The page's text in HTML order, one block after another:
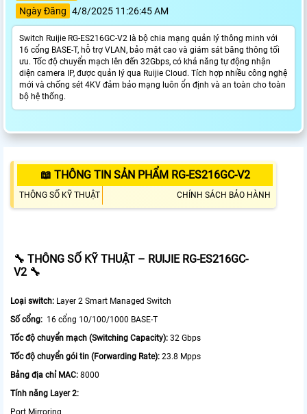
Ngày Đăng 4/8/2025 11:26:45 AM
Switch Ruijie RG-ES216GC-V2 là bộ chia mạng quản lý thông minh với
16 cổng BASE-T, hỗ trợ VLAN, bảo mật cao và giám sát băng thông tối
ưu. Tốc độ chuyển mạch lên đến 32Gbps, có khả năng tự động nhận
diện camera IP, được quản lý qua Ruijie Cloud. Tích hợp nhiều công nghệ
mới và chống sét 4KV đảm bảo mạng luôn ổn định và an toàn cho toàn
bộ hệ thống.
📖 THÔNG TIN SẢN PHẨM RG-ES216GC-V2
THÔNG SỐ KỸ THUẬT CHÍNH SÁCH BẢO HÀNH
🔧 THÔNG SỐ KỸ THUẬT – RUIJIE RG-ES216GC-
V2 🔧
Loại switch: Layer 2 Smart Managed Switch
Số cổng: 16 cổng 10/100/1000 BASE-T
Tốc độ chuyển mạch (Switching Capacity): 32 Gbps
Tốc độ chuyển gói tin (Forwarding Rate): 23.8 Mpps
Bảng địa chỉ MAC: 8000
Tính năng Layer 2:
Port Mirroring